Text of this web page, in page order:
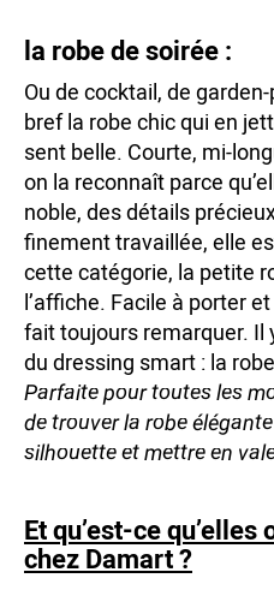
la robe de soirée :
Ou de cocktail, de
bref la robe chic qui en
sent belle. Courte, mi-
on la reconnaît parce
noble, des détails
finement travaillée, elle
cette catégorie, la petite
l’affiche. Facile à porter
fait toujours remarquer. Il
du dressing smart : la
Parfaite pour toutes les
de trouver la robe
silhouette et mettre en
Et qu’est-ce
chez Damart ?